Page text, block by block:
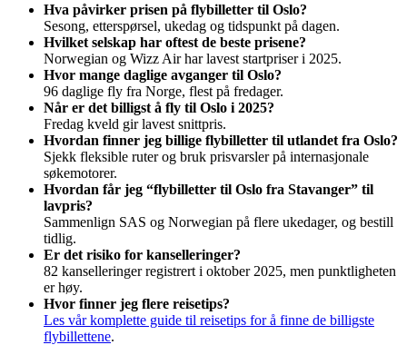
Hva påvirker prisen på flybilletter til Oslo?
Sesong, etterspørsel, ukedag og tidspunkt på dagen.
Hvilket selskap har oftest de beste prisene?
Norwegian og Wizz Air har lavest startpriser i 2025.
Hvor mange daglige avganger til Oslo?
96 daglige fly fra Norge, flest på fredager.
Når er det billigst å fly til Oslo i 2025?
Fredag kveld gir lavest snittpris.
Hvordan finner jeg billige flybilletter til utlandet fra Oslo?
Sjekk fleksible ruter og bruk prisvarsler på internasjonale
søkemotorer.
Hvordan får jeg “flybilletter til Oslo fra Stavanger” til
lavpris?
Sammenlign SAS og Norwegian på flere ukedager, og bestill
tidlig.
Er det risiko for kanselleringer?
82 kanselleringer registrert i oktober 2025, men punktligheten
er høy.
Hvor finner jeg flere reisetips?
Les vår komplette guide til reisetips for å finne de billigste
flybillettene.